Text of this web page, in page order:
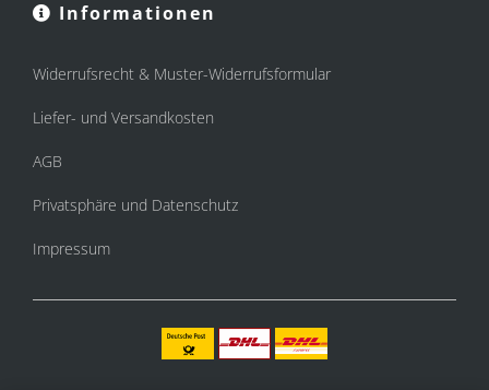
Informationen
Widerrufsrecht & Muster-Widerrufsformular
Liefer- und Versandkosten
AGB
Privatsphäre und Datenschutz
Impressum